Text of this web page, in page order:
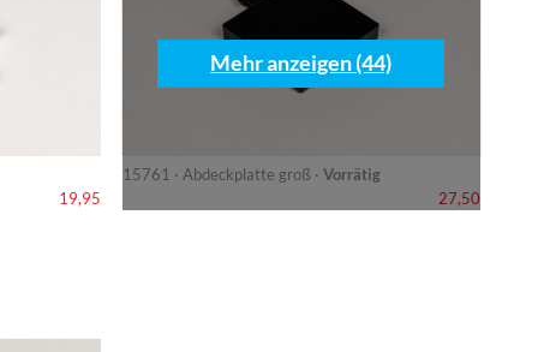
19,95
15761 · Abdeckplatte groß · Vorrätig
27,50
Mehr anzeigen (44)